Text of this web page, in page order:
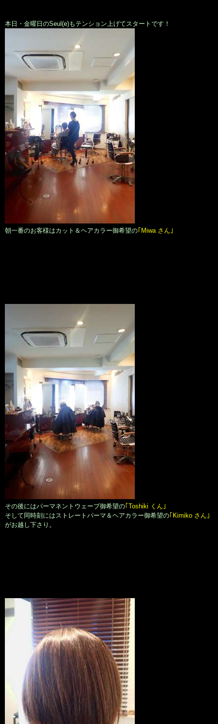
本日・金曜日のSeul(e)もテンション上げてスタートです！
朝一番のお客様はカット＆ヘアカラー御希望の｢Miwa さん｣
その後にはパーマネントウェーブ御希望の｢Toshiki くん｣
そして同時刻にはストレートパーマ＆ヘアカラー御希望の｢Kimiko さん｣
がお越し下さり。